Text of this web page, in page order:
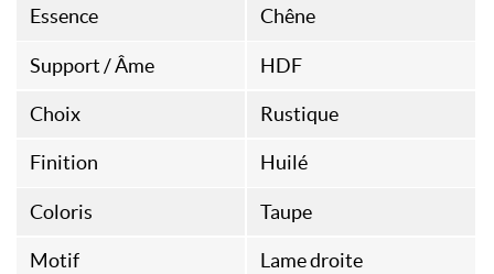
Essence Chêne
Support / Âme HDF
Choix Rustique
Finition Huilé
Coloris Taupe
Motif Lame droite